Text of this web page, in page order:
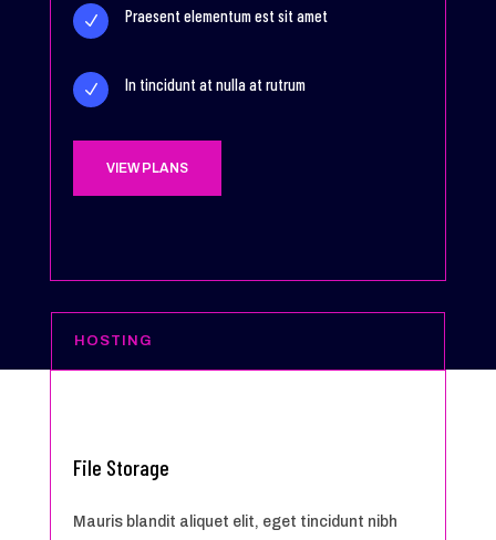
N Praesent elementum est sit amet
N In tincidunt at nulla at rutrum
VIEW PLANS
HOSTING
File Storage
Mauris blandit aliquet elit, eget tincidunt nibh